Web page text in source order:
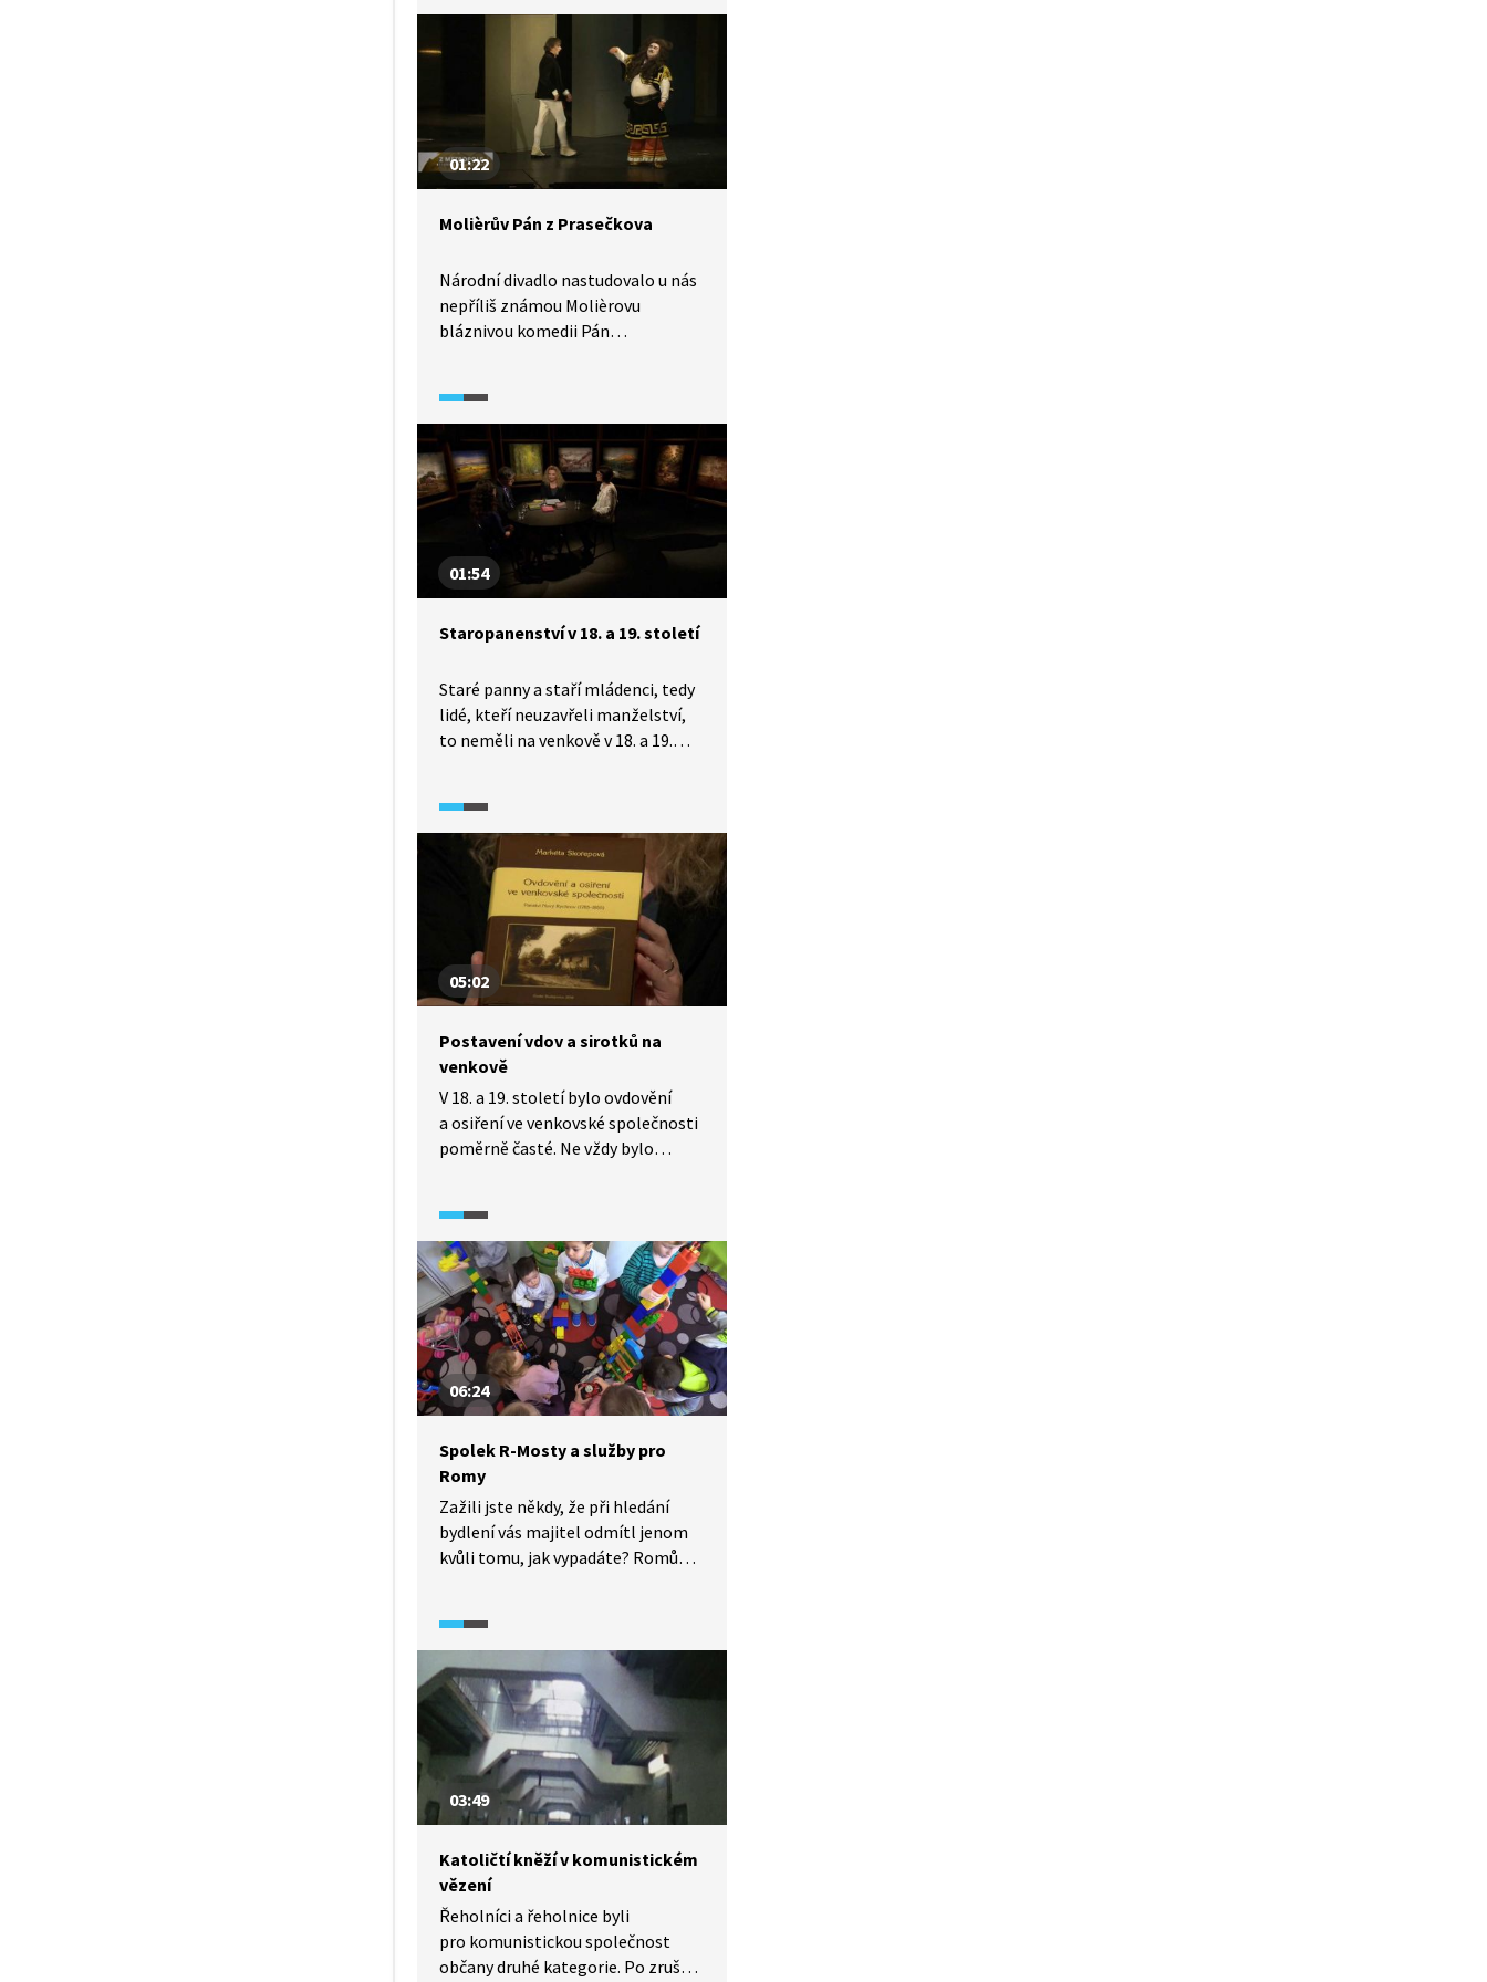
01:22
Molièrův Pán z Prasečkova
Národní divadlo nastudovalo u nás
nepříliš známou Molièrovu
bláznivou komedii Pán
vesničana, který si koupí šlechtický
a právnický titul, aby vylepšil své
společenské postavení. Zatímco
ve Francii patří mezi oblíbené
komedie, u nás se moc nehraje,
přestože je plná hereckých
příležitostí.
01:54
Staropanenství v 18. a 19. století
Staré panny a staří mládenci, tedy
lidé, kteří neuzavřeli manželství,
to neměli na venkově v 18. a 19.
ostatním v podřízeném postavení
a nezřídka čelili nejen pověrám, ale
i různým ústrkům.
05:02
Postavení vdov a sirotků na
venkově
V 18. a 19. století bylo ovdovění
a osiření ve venkovské společnosti
poměrně časté. Ne vždy bylo
provdat, záleželo na různých
okolnostech. Situace dětí je
do značné míry určena tím, jestli
jejich nevlastním rodičem byl
otčím, nebo macecha. V této
souvislosti se podíváme na tzv.
Popelčin komplex, o němž hovoří
evoluční psychologové.
06:24
Spolek R-Mosty a služby pro
Romy
Zažili jste někdy, že při hledání
bydlení vás majitel odmítl jenom
kvůli tomu, jak vypadáte? Romům
a zásluhu na tom mají R-Mosty. Jde
o poskytovatele sociálních služeb
a vzdělávání Romům. V poslední
době se věnují i humanitární
činnosti. Zároveň se tato
organizace snaží pochopit
romskou komunitu a pomoci ji se
začleněním do majoritní
03:49
Katoličtí kněží v komunistickém
vězení
Řeholníci a řeholnice byli
pro komunistickou společnost
občany druhé kategorie. Po zrušení